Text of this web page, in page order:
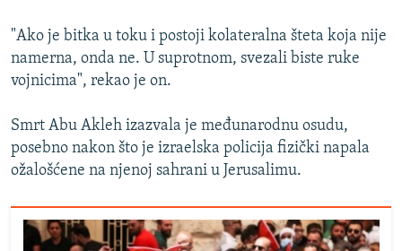
"Ako je bitka u toku i postoji kolateralna šteta koja nije
namerna, onda ne. U suprotnom, svezali biste ruke
vojnicima", rekao je on.
Smrt Abu Akleh izazvala je međunarodnu osudu,
posebno nakon što je izraelska policija fizički napala
ožalošćene na njenoj sahrani u Jerusalimu.